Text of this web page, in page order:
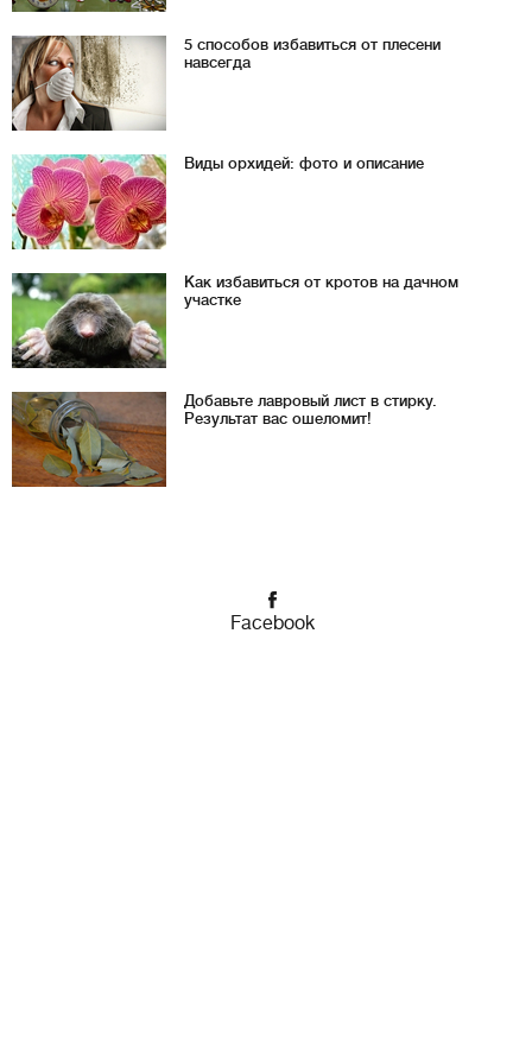
5 способов избавиться от плесени
навсегда
Виды орхидей: фото и описание
Как избавиться от кротов на дачном
участке
Добавьте лавровый лист в стирку.
Результат вас ошеломит!
Facebook